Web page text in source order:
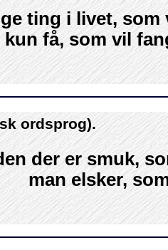
ting i livet,
kun få, som vil
ordsprog).
der er smuk,
man elsker,